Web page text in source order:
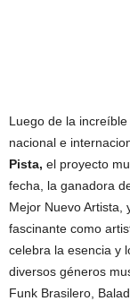
Luego de la
nacional e
Pista, el proyecto
fecha, la ganadora
Mejor Nuevo Artista,
fascinante como
celebra la esencia y
diversos géneros
Funk Brasilero,